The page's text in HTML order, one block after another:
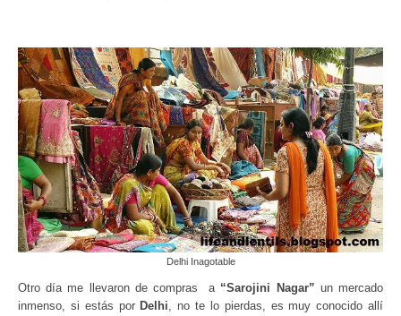
Delhi Inagotable
Otro día me llevaron de compras a “Sarojini Nagar” un mercado
inmenso, si estás por Delhi, no te lo pierdas, es muy conocido allí